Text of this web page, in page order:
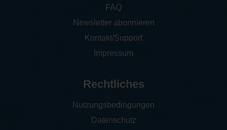
FAQ
Newsletter abonnieren
Kontakt/Support
Impressum
Rechtliches
Nutzungsbedingungen
Datenschutz